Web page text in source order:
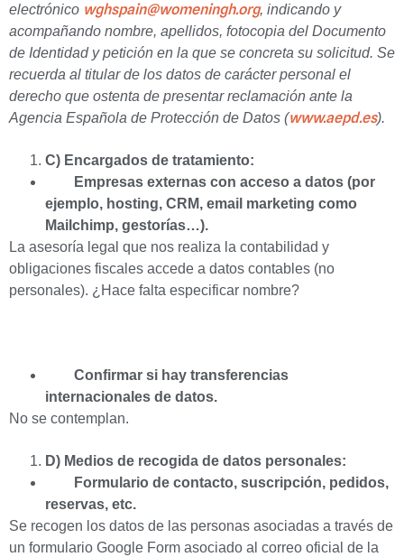
electrónico wghspain@womeningh.org, indicando y
acompañando nombre, apellidos, fotocopia del Documento
de Identidad y petición en la que se concreta su solicitud. Se
recuerda al titular de los datos de carácter personal el
derecho que ostenta de presentar reclamación ante la
Agencia Española de Protección de Datos (www.aepd.es).
C) Encargados de tratamiento:
Empresas externas con acceso a datos (por
ejemplo, hosting, CRM, email marketing como
Mailchimp, gestorías…).
La asesoría legal que nos realiza la contabilidad y
obligaciones fiscales accede a datos contables (no
personales). ¿Hace falta especificar nombre?
Confirmar si hay transferencias
internacionales de datos.
No se contemplan.
D) Medios de recogida de datos personales:
Formulario de contacto, suscripción, pedidos,
reservas, etc.
Se recogen los datos de las personas asociadas a través de
un formulario Google Form asociado al correo oficial de la